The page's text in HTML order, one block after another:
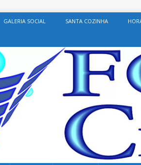
GALERIA SOCIAL SANTA COZINHA